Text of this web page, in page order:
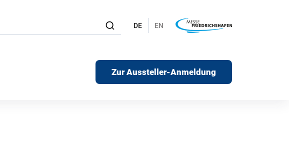
DE EN
Zur Aussteller-Anmeldung